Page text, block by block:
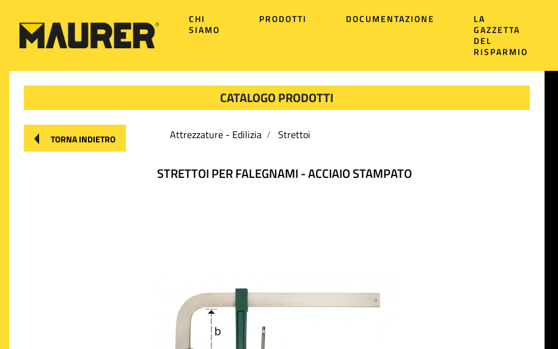
CHI
SIAMO
PRODOTTI DOCUMENTAZIONE
LA
GAZZETTA
DEL
RISPARMIO
CATALOGO PRODOTTI
TORNA INDIETRO Attrezzature - Edilizia Strettoi
STRETTOI PER FALEGNAMI - ACCIAIO STAMPATO